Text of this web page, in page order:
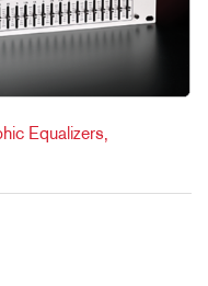
Equalizers,